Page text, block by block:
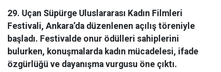
29. Uçan Süpürge Uluslararası Kadın Filmleri
Festivali, Ankara’da düzenlenen açılış töreniyle
başladı. Festivalde onur ödülleri sahiplerini
bulurken, konuşmalarda kadın mücadelesi, ifade
özgürlüğü ve dayanışma vurgusu öne çıktı.